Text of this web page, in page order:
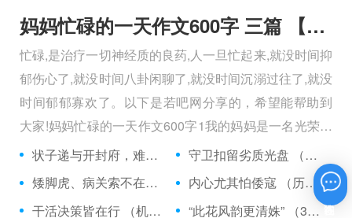
妈妈忙碌的一天作文600字 三篇 【600字】
忙碌,是治疗一切神经质的良药,人一旦忙起来,就没时间抑
郁伤心了,就没时间八卦闲聊了,就没时间沉溺过往了,就没
时间郁郁寡欢了。以下是若吧网分享的，希望能帮助到
大家!妈妈忙碌的一天作文600字1我的妈妈是一名光荣的
人民警察，她总有做不完的事情。
状子递与开封府，难忍怒气心中生 （5字口语）
守卫扣留劣质光盘 （5字常言）
矮脚虎、病关索不在，智多星、行者前往此处 （七字俗语）
内心尤其怕倭寇 （历法用语一卷帘）
干活决策皆在行 （机构简称二）
“此花风韵更清姝” （3字手机品牌）